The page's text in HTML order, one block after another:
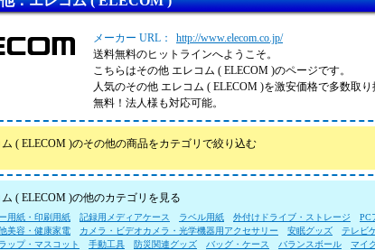
メーカー URL：
http://www.elecom.co.jp/
送料無料のヒットラインへようこそ。
こちらはその他 エレコム ( ELECOM )のページです。
人気のその他 エレコム ( ELECOM )を激安価格で多数取
無料！法人様も対応可能。
( ELECOM )のその他の商品をカテゴリで絞り込む
( ELECOM )の他のカテゴリを見る
用紙・印刷用紙 記録用メディアケース ラベル用紙 外付けドライブ・ストレージ PC
美容・健康家電
カメラ・ビデオカメラ・光学機器用アクセサリー 安眠グッズ
テレビ
ップ・マスコット
手動工具 防災関連グッズ バッグ・ケース バランスボール
マイ